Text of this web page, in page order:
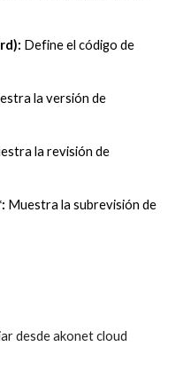
Define el código de
la versión de
la revisión de
Muestra la subrevisión de
desde akonet cloud